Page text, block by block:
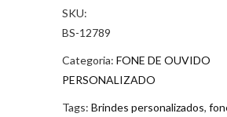
Personalizado
quantidade
SKU:
BS-12789
Categoria: FONE DE OUVIDO
PERSONALIZADO
Tags: Brindes personalizados,